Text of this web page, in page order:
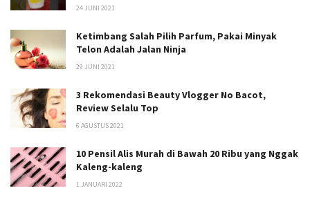
24 JUNI 2021
Ketimbang Salah Pilih Parfum, Pakai Minyak
Telon Adalah Jalan Ninja
29 JUNI 2021
3 Rekomendasi Beauty Vlogger No Bacot,
Review Selalu Top
6 AGUSTUS 2021
10 Pensil Alis Murah di Bawah 20 Ribu yang Nggak
Kaleng-kaleng
1 JANUARI 2022